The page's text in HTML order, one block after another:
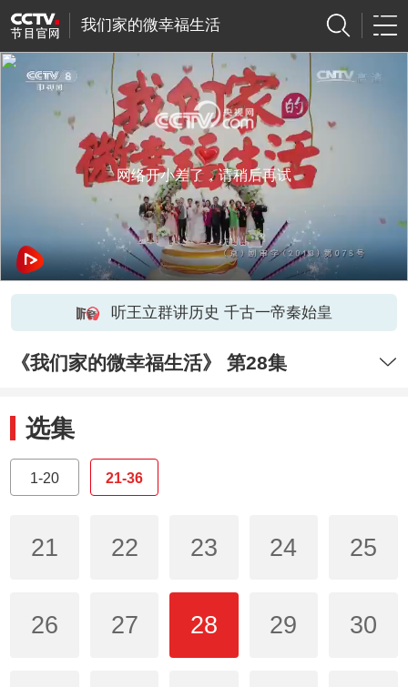
我们家的微幸福生活
网络开小差了，请稍后再试
听王立群讲历史 千古一帝秦始皇
《我们家的微幸福生活》 第28集
选集
1-20 21-36
21 22 23 24 25
26 27 28 29 30